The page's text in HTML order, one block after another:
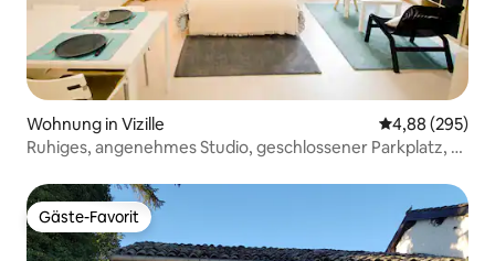
Wohnung in Vizille
4,88 (295)
Ruhiges, angenehmes Studio, geschlossener Parkplatz, 10
Gäste-Favorit
Gäste-Favorit